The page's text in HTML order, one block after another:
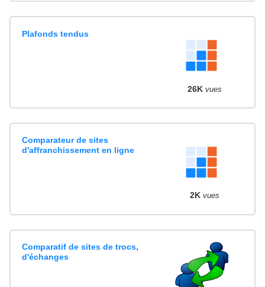
Plafonds tendus
26K vues
Comparateur de sites
d'affranchissement en ligne
2K vues
Comparatif de sites de trocs,
d'échanges